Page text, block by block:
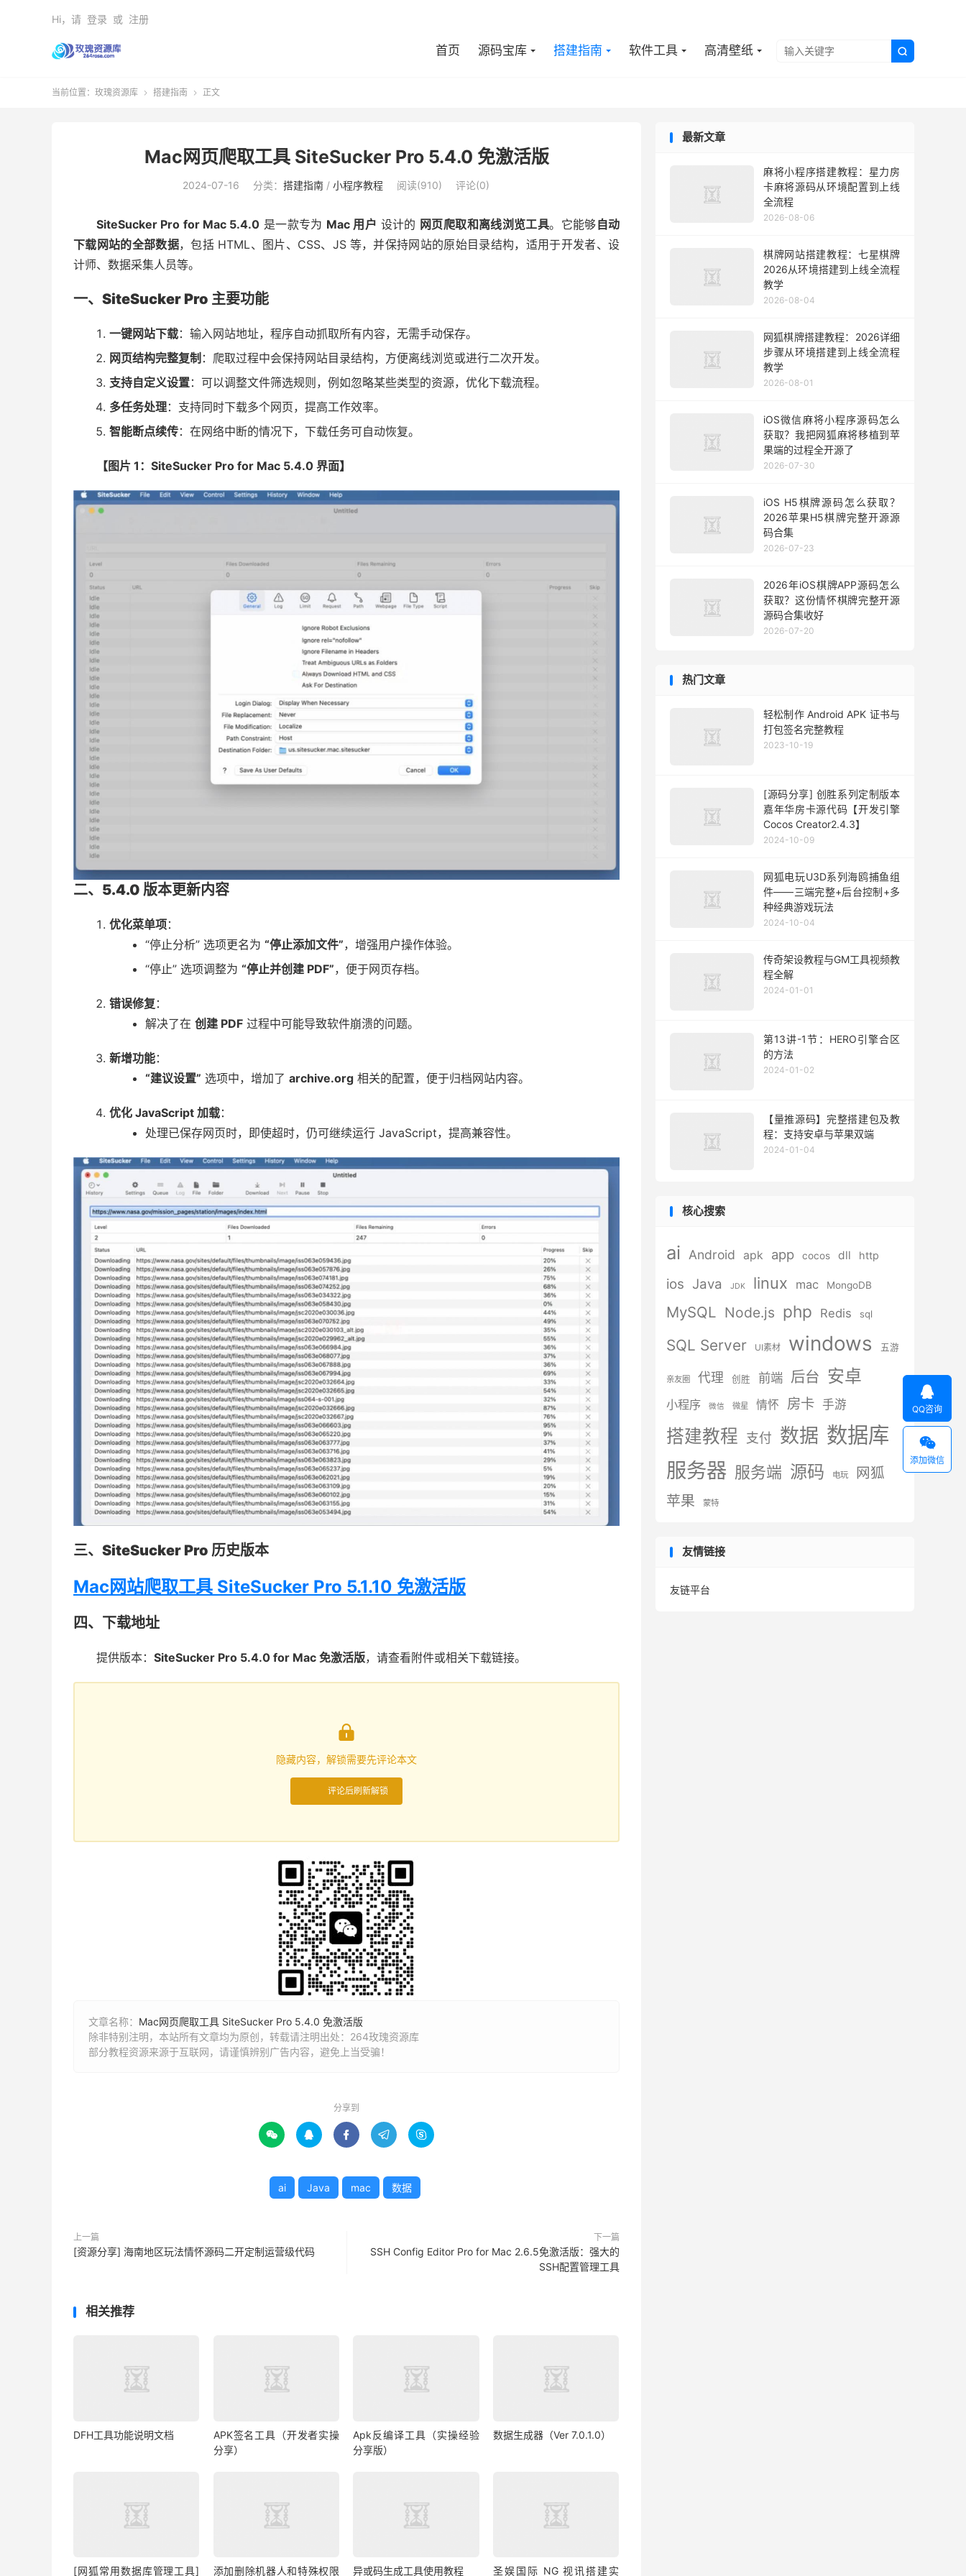

首页 源码宝库 搭建指南 软件工具 高清壁纸
Hi，请 登录 或 注册
当前位置： 玫瑰资源库  搭建指南  正文
Mac网页爬取工具 SiteSucker Pro 5.4.0 免激活版
2024-07-16 分类： 搭建指南/ 小程序教程 阅读(910) 评论(0)
SiteSucker Pro for Mac 5.4.0 是一款专为 Mac 用户 设计的 网页爬取和离线浏览工具。它能够自动
下载网站的全部数据，包括 HTML、图片、CSS、JS 等，并保持网站的原始目录结构，适用于开发者、设
计师、数据采集人员等。
一、SiteSucker Pro 主要功能
一键网站下载：输入网站地址，程序自动抓取所有内容，无需手动保存。
网页结构完整复制 ：爬取过程中会保持网站目录结构，方便离线浏览或进行二次开发。
支持自定义设置：可以调整文件筛选规则，例如忽略某些类型的资源，优化下载流程。
多任务处理：支持同时下载多个网页，提高工作效率。
智能断点续传：在网络中断的情况下，下载任务可自动恢复。
【图片 1：SiteSucker Pro for Mac 5.4.0 界面】
二、5.4.0 版本更新内容
优化菜单项：
“停止分析” 选项更名为 “停止添加文件”，增强用户操作体验。
“停止” 选项调整为 “停止并创建 PDF”，便于网页存档。
错误修复 ：
解决了在 创建 PDF 过程中可能导致软件崩溃的问题。
新增功能：
“建议设置” 选项中，增加了 archive.org 相关的配置，便于归档网站内容。
优化 JavaScript 加载：
处理已保存网页时，即使超时，仍可继续运行 JavaScript，提高兼容性。
三、SiteSucker Pro 历史版本
Mac网站爬取工具 SiteSucker Pro 5.1.10 免激活版
四、下载地址
提供版本： SiteSucker Pro 5.4.0 for Mac 免激活版，请查看附件或相关下载链接。

隐藏内容，解锁需要先评论本文
评论后刷新解锁
文章名称： Mac网页爬取工具 SiteSucker Pro 5.4.0 免激活版
除非特别注明，本站所有文章均为原创，转载请注明出处：264玫瑰资源库
部分教程资源来源于互联网，请谨慎辨别广告内容，避免上当受骗！
分享到
    
ai Java mac 数据
上一篇
[资源分享] 海南地区玩法情怀源码二开定制运营级代码
下一篇
SSH Config Editor Pro for Mac 2.6.5免激活版：强大的
SSH配置管理工具
相关推荐
DFH工具功能说明文档
APK签名工具（开发者实操
分享）
Apk反编译工具（实操经验
分享版）
数据生成器（Ver 7.0.1.0）
[网狐常用数据库管理工具] 添加删除机器人和特殊权限 异或码生成工具使用教程 圣娱国际 NG 视讯搭建实
最新文章
麻将小程序搭建教程：星力房
卡麻将源码从环境配置到上线
全流程
2026-08-06
棋牌网站搭建教程：七星棋牌
2026从环境搭建到上线全流程
教学
2026-08-04
网狐棋牌搭建教程：2026详细
步骤从环境搭建到上线全流程
教学
2026-08-01
iOS微信麻将小程序源码怎么
获取？我把网狐麻将移植到苹
果端的过程全开源了
2026-07-30
iOS H5棋牌源码怎么获取？
2026苹果H5棋牌完整开源源
码合集
2026-07-23
2026年iOS棋牌APP源码怎么
获取？这份情怀棋牌完整开源
源码合集收好
2026-07-20
热门文章
轻松制作 Android APK 证书与
打包签名完整教程
2023-10-19
[源码分享] 创胜系列定制版本
嘉年华房卡源代码【开发引擎
Cocos Creator2.4.3】
2024-10-09
网狐电玩U3D系列海鸥捕鱼组
件——三端完整+后台控制+多
种经典游戏玩法
2024-10-04
传奇架设教程与GM工具视频教
程全解
2024-01-01
第13讲-1节：HERO引擎合区
的方法
2024-01-02
【量推源码】完整搭建包及教
程：支持安卓与苹果双端
2024-01-04
核心搜索
ai Android apk app cocos dll http
ios Java JDK linux mac MongoDB
MySQL Node.js php Redis sql
SQL Server UI素材 windows 五游
亲友圈 代理 创胜 前端 后台 安卓
小程序 微信 微星 情怀 房卡 手游
搭建教程 支付 数据 数据库
服务器 服务端 源码 电玩
网狐
苹果
蒙特
友情链接
友链平台

QQ咨询

添加微信